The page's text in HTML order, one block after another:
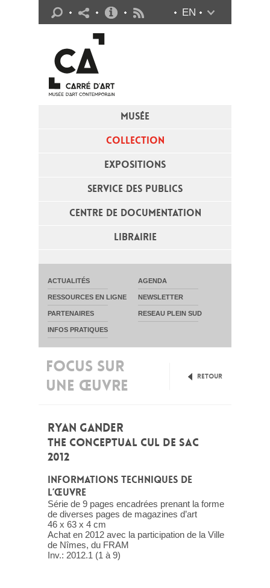
MUSÉE
COLLECTION
EXPOSITIONS
SERVICE DES PUBLICS
CENTRE DE DOCUMENTATION
LIBRAIRIE
EN
ACTUALITÉS AGENDA
RESSOURCES EN LIGNE NEWSLETTER
PARTENAIRES RESEAU PLEIN SUD
INFOS PRATIQUES
Infos pratiques
FOCUS SUR
UNE ŒUVRE
Retour
RYAN GANDER
THE CONCEPTUAL CUL DE SAC
2012
INFORMATIONS TECHNIQUES DE
L’ŒUVRE
Série de 9 pages encadrées prenant la forme
de diverses pages de magazines d’art
46 x 63 x 4 cm
Achat en 2012 avec la participation de la Ville
de Nîmes, du FRAM
Inv.: 2012.1 (1 à 9)